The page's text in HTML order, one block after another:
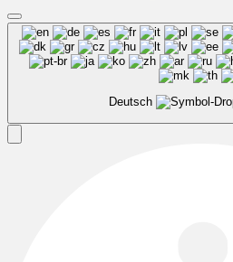
Deutsch